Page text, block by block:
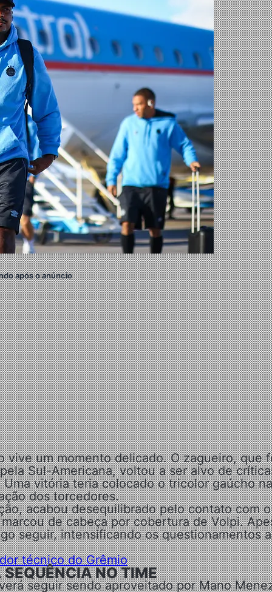
após o anúncio
vive um momento delicado. O zagueiro, que
Sul-Americana, voltou a ser alvo de
vitória teria colocado o tricolor gaúcho na
dos torcedores.
acabou desequilibrado pelo contato com o
de cabeça por cobertura de Volpi.
seguir, intensificando os questionamentos
técnico do Grêmio
NO TIME
seguir sendo aproveitado por Mano